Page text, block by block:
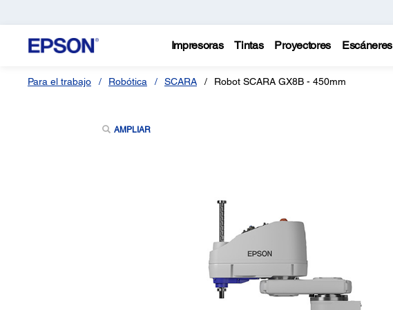
Impresoras Tintas Proyectores Escáneres
Para el trabajo Robótica SCARA Robot SCARA GX8B - 450mm
AMPLIAR